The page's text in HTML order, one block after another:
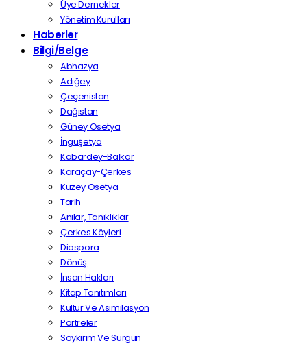
Üye Dernekler
Yönetim Kurulları
Haberler
Bilgi/Belge
Abhazya
Adığey
Çeçenistan
Dağıstan
Güney Osetya
İnguşetya
Kabardey-Balkar
Karaçay-Çerkes
Kuzey Osetya
Tarih
Anılar, Tanıklıklar
Çerkes Köyleri
Diaspora
Dönüş
İnsan Hakları
Kitap Tanıtımları
Kültür Ve Asimilasyon
Portreler
Soykırım Ve Sürgün